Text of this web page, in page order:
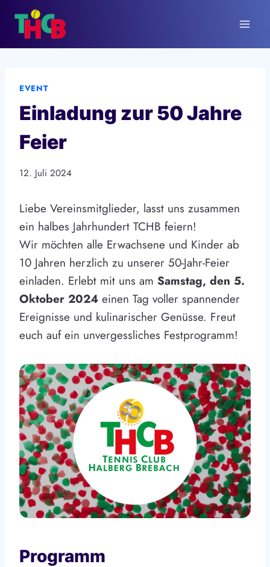
springen
EVENT
Einladung zur 50 Jahre
Feier
12. Juli 2024
Liebe Vereinsmitglieder, lasst uns zusammen
ein halbes Jahrhundert TCHB feiern!
Wir möchten alle Erwachsene und Kinder ab
10 Jahren herzlich zu unserer 50-Jahr-Feier
einladen. Erlebt mit uns am Samstag, den 5.
Oktober 2024 einen Tag voller spannender
Ereignisse und kulinarischer Genüsse. Freut
euch auf ein unvergessliches Festprogramm!
Programm